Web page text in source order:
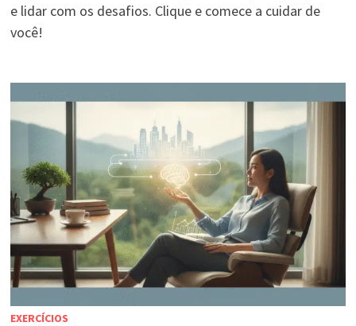
e lidar com os desafios. Clique e comece a cuidar de
você!
EXERCÍCIOS